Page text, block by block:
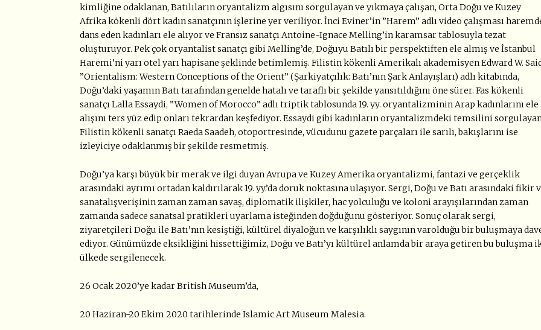
kimliğine odaklanan, Batılıların oryantalizm algısını sorgulayan ve yıkmaya çalışan, Orta Doğu ve Kuzey
Afrika kökenli dört kadın sanatçının işlerine yer veriliyor. İnci Eviner’in ”Harem” adlı video çalışması
dans eden kadınları ele alıyor ve Fransız sanatçı Antoine-Ignace Melling’in karamsar tablosuyla tezat
oluşturuyor. Pek çok oryantalist sanatçı gibi Melling’de, Doğuyu Batılı bir perspektiften ele almış ve İstanbul
Haremi’ni yarı otel yarı hapisane şeklinde betimlemiş. Filistin kökenli Amerikalı akademisyen Edward W.
”Orientalism: Western Conceptions of the Orient” (Şarkiyatçılık: Batı’nın Şark Anlayışları) adlı kitabında,
Doğu’daki yaşamın Batı tarafından genelde hatalı ve taraflı bir şekilde yansıtıldığını öne sürer. Fas kökenli
sanatçı Lalla Essaydi, ”Women of Morocco” adlı triptik tablosunda 19. yy. oryantalizminin Arap kadınlarını ele
alışını ters yüz edip onları tekrardan keşfediyor. Essaydi gibi kadınların oryantalizmdeki temsilini
Filistin kökenli sanatçı Raeda Saadeh, otoportresinde, vücudunu gazete parçaları ile sarılı, bakışlarını ise
izleyiciye odaklanmış bir şekilde resmetmiş.
Doğu’ya karşı büyük bir merak ve ilgi duyan Avrupa ve Kuzey Amerika oryantalizmi, fantazi ve gerçeklik
arasındaki ayrımı ortadan kaldırılarak 19. yy.’da doruk noktasına ulaşıyor. Sergi, Doğu ve Batı arasındaki fikir
sanatalışverişinin zaman zaman savaş, diplomatik ilişkiler, hac yolculuğu ve koloni arayışılarından zaman
zamanda sadece sanatsal pratikleri uyarlama isteğinden doğduğunu gösteriyor. Sonuç olarak sergi,
ziyaretçileri Doğu ile Batı’nın kesiştiği, kültürel diyaloğun ve karşılıklı saygının varolduğu bir buluşmaya
ediyor. Günümüzde eksikliğini hissettiğimiz, Doğu ve Batı’yı kültürel anlamda bir araya getiren bu buluşma
ülkede sergilenecek.
26 Ocak 2020’ye kadar British Museum’da,
20 Haziran-20 Ekim 2020 tarihlerinde Islamic Art Museum Malesia.